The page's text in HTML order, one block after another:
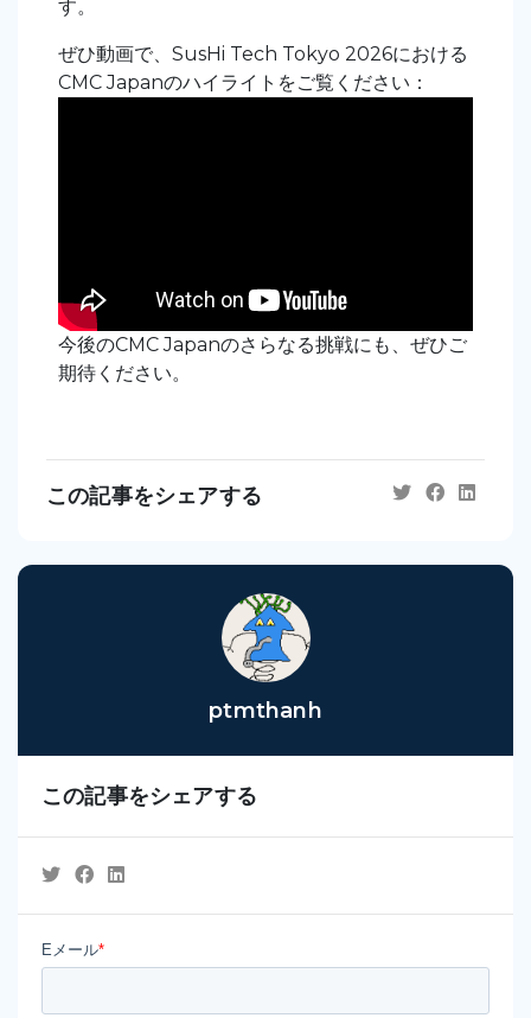
す。
ぜひ動画で、SusHi Tech Tokyo 2026における
CMC Japanのハイライトをご覧ください：
今後のCMC Japanのさらなる挑戦にも、ぜひご
期待ください。
この記事をシェアする
ptmthanh
この記事をシェアする